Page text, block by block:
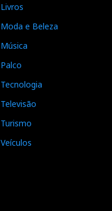
Livros
Moda e Beleza
Música
Palco
Tecnologia
Televisão
Turismo
Veículos